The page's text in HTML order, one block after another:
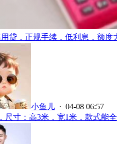
贷，正规手续，低利息，额度
小鱼儿 · 04-08 06:57
尺寸：高3米，宽1米，款式能